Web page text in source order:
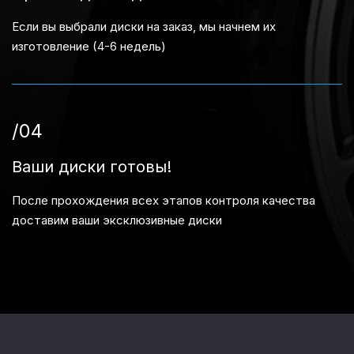
Если вы выбрали диски на заказ, мы начнем их
изготовление (4-6 недель)
/04
Ваши диски готовы!
После прохождения всех этапов контроля качества
доставим ваши эксклюзивные диски